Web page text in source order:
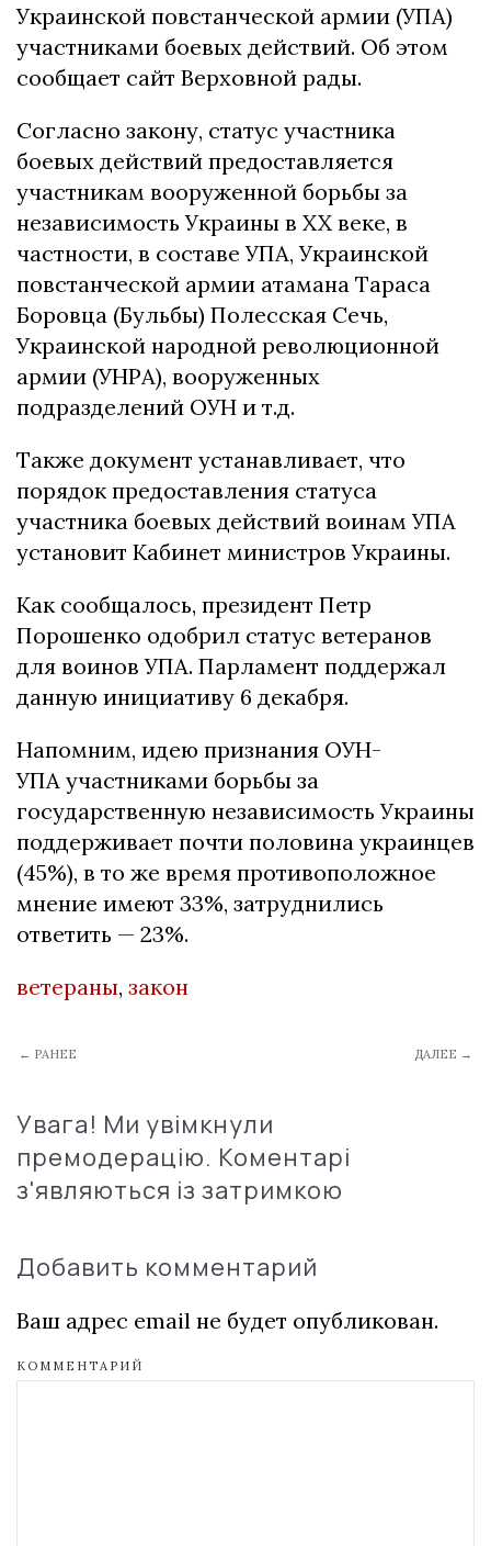
Украинской повстанческой армии (УПА)
участниками боевых действий. Об этом
сообщает сайт Верховной рады.
Согласно закону, статус участника
боевых действий предоставляется
участникам вооруженной борьбы за
независимость Украины в XX веке, в
частности, в составе УПА, Украинской
повстанческой армии атамана Тараса
Боровца (Бульбы) Полесская Сечь,
Украинской народной революционной
армии (УНРА), вооруженных
подразделений ОУН и т.д.
Также документ устанавливает, что
порядок предоставления статуса
участника боевых действий воинам УПА
установит Кабинет министров Украины.
Как сообщалось, президент Петр
Порошенко одобрил статус ветеранов
для воинов УПА. Парламент поддержал
данную инициативу 6 декабря.
Напомним, идею признания ОУН-
УПА участниками борьбы за
государственную независимость Украины
поддерживает почти половина украинцев
(45%), в то же время противоположное
мнение имеют 33%, затруднились
ответить — 23%.
ветераны, закон
← РАНЕЕ ДАЛЕЕ →
Увага! Ми увімкнули
премодерацію. Коментарі
з'являються із затримкою
Добавить комментарий
Ваш адрес email не будет опубликован.
КОММЕНТАРИЙ